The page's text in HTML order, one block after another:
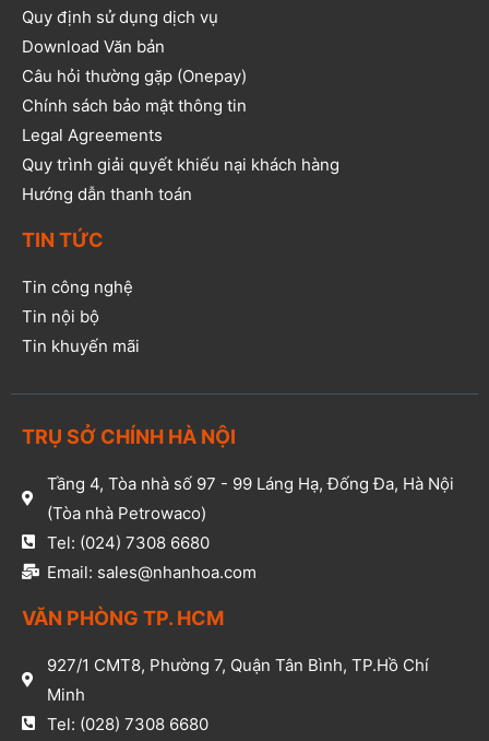
Quy định sử dụng dịch vụ
Download Văn bản
Câu hỏi thường gặp (Onepay)
Chính sách bảo mật thông tin
Legal Agreements
Quy trình giải quyết khiếu nại khách hàng
Hướng dẫn thanh toán
TIN TỨC
Tin công nghệ
Tin nội bộ
Tin khuyến mãi
TRỤ SỞ CHÍNH HÀ NỘI
Tầng 4, Tòa nhà số 97 - 99 Láng Hạ, Đống Đa, Hà Nội
(Tòa nhà Petrowaco)
Tel: (024) 7308 6680
Email: sales@nhanhoa.com
VĂN PHÒNG TP. HCM​
927/1 CMT8, Phường 7, Quận Tân Bình, TP.Hồ Chí
Minh​
Tel: (028) 7308 6680​